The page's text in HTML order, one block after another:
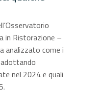
in Ristorazione –
analizzato come i
nel 2024 e quali